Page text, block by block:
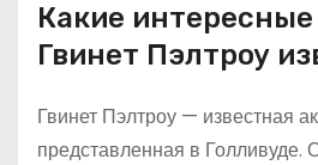
Какие
Гвинет Пэлтроу
Гвинет Пэлтроу — известная
представленная в Голливуде.